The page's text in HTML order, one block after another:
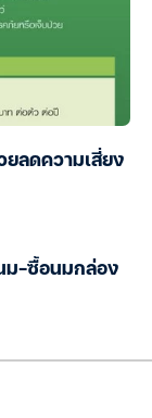
ยลดความเสี่ยง
ม-ซื้อนมกล่อง